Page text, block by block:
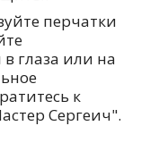
перчатки
глаза или на
к
Сергеич".